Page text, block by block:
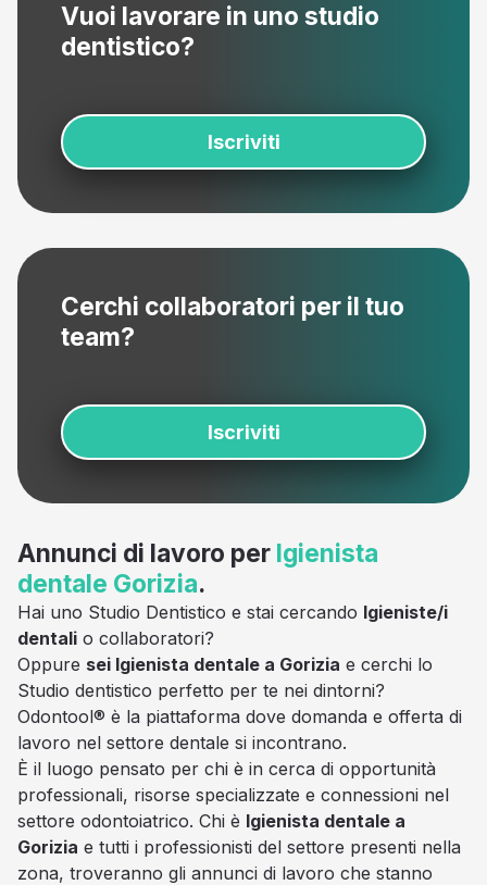
Vuoi lavorare in uno studio
dentistico?
Iscriviti
Cerchi collaboratori per il tuo
team?
Iscriviti
Annunci di lavoro per Igienista
dentale Gorizia.
Hai uno Studio Dentistico e stai cercando Igieniste/i
dentali o collaboratori?
Oppure sei Igienista dentale a Gorizia e cerchi lo
Studio dentistico perfetto per te nei dintorni?
Odontool® è la piattaforma dove domanda e offerta di
lavoro nel settore dentale si incontrano.
È il luogo pensato per chi è in cerca di opportunità
professionali, risorse specializzate e connessioni nel
settore odontoiatrico. Chi è Igienista dentale a
Gorizia e tutti i professionisti del settore presenti nella
zona, troveranno gli annunci di lavoro che stanno